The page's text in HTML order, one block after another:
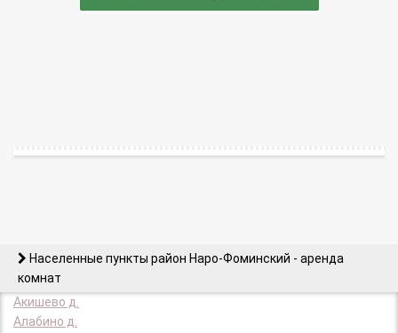
Населенные пункты район Наро-Фоминский - аренда
комнат
Акишево д.
Алабино д.